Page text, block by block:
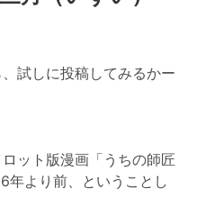
試しに投稿してみるかー
ット版漫画「うちの師匠
年より前、ということし